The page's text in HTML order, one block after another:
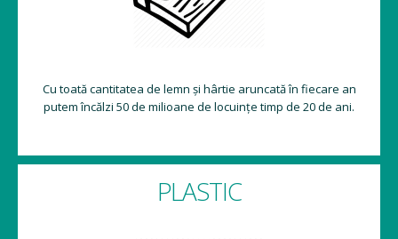
Cu toată cantitatea de lemn și hârtie aruncată în fiecare an
putem încălzi 50 de milioane de locuințe timp de 20 de ani.
PLASTIC